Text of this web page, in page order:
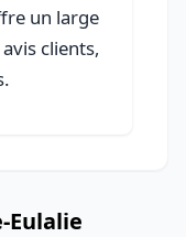
un large
clients,
Eulalie